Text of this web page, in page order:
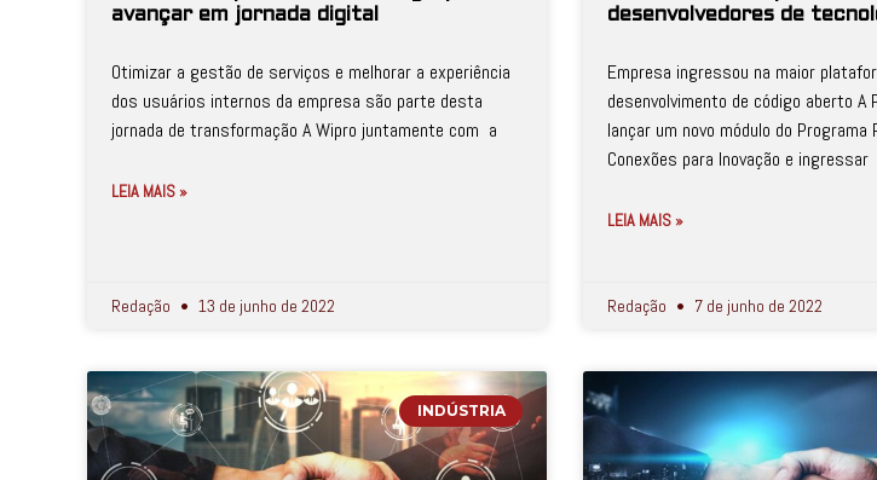
avançar em jornada digital
Otimizar a gestão de serviços e melhorar a experiência
dos usuários internos da empresa são parte desta
jornada de transformação A Wipro juntamente com a
LEIA MAIS »
Redação 13 de junho de 2022
desenvolvedores de
Empresa ingressou na maior
desenvolvimento de código aberto A
lançar um novo módulo do Programa
Conexões para Inovação e ingressar
LEIA MAIS »
Redação 7 de junho de 2022
INDÚSTRIA